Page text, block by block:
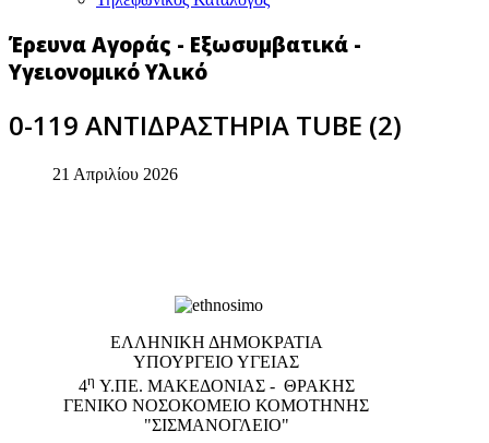
Έρευνα Αγοράς - Εξωσυμβατικά -
Υγειονομικό Υλικό
0-119 ΑΝΤΙΔΡΑΣΤΗΡΙΑ TUBE (2)
21 Απριλίου 2026
EΛΛΗΝΙΚΗ ΔΗΜΟΚΡΑΤΙΑ
ΥΠΟΥΡΓΕΙΟ ΥΓΕΙΑΣ
4η Υ.ΠΕ. ΜΑΚΕΔΟΝΙΑΣ - ΘΡΑΚΗΣ
ΓΕΝΙΚΟ NΟΣΟΚΟΜΕΙΟ ΚΟΜΟΤΗΝΗΣ
"ΣΙΣΜΑΝΟΓΛΕΙΟ"